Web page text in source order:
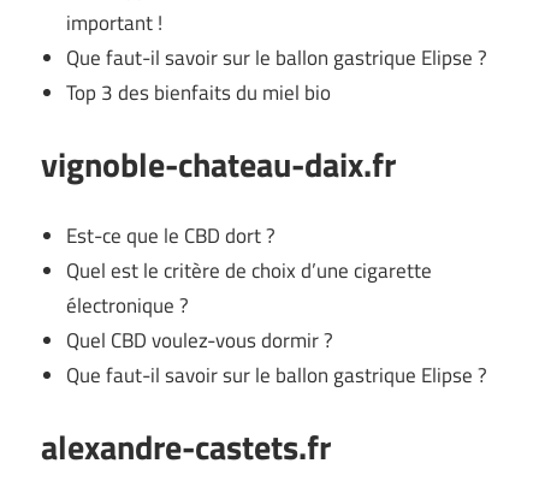
important !
Que faut-il savoir sur le ballon gastrique Elipse ?
Top 3 des bienfaits du miel bio
vignoble-chateau-daix.fr
Est-ce que le CBD dort ?
Quel est le critère de choix d’une cigarette
électronique ?
Quel CBD voulez-vous dormir ?
Que faut-il savoir sur le ballon gastrique Elipse ?
alexandre-castets.fr